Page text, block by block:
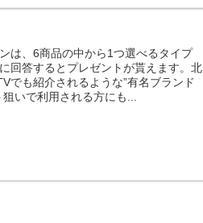
は、6商品の中から1つ選べるタイプ
回答するとプレゼントが貰えます。北
でも紹介されるような”有名ブランド
いで利用される方にも...